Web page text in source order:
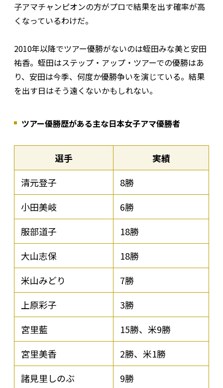
子アマチャンピオンの方がプロで結果を出す確率が高
くなっているわけだ。
2010年以降でツアー優勝がないのは蛭田みな美と安田
祐香。蛭田はステップ・アップ・ツアーでの優勝はあ
り、安田は今季、何度か優勝争いを演じている。結果
を出す日はそう遠くないかもしれない。
ツアー優勝歴がある主な日本女子アマ優勝者
選手
実績
清元登子
8勝
小田美岐
6勝
服部道子
18勝
大山志保
18勝
米山みどり
7勝
上原彩子
3勝
宮里藍
15勝、米9勝
宮里美香
2勝、米1勝
諸見里しのぶ
9勝